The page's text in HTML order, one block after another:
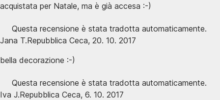
acquistata per Natale, ma è già accesa :-)
Questa recensione è stata tradotta automaticamente.
Jana T.Repubblica Ceca, 20. 10. 2017
bella decorazione :-)
Questa recensione è stata tradotta automaticamente.
Iva J.Repubblica Ceca, 6. 10. 2017